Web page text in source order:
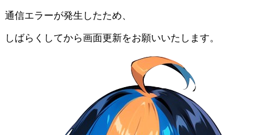
通信エラーが発生したため、
しばらくしてから画面更新をお願いいたします。